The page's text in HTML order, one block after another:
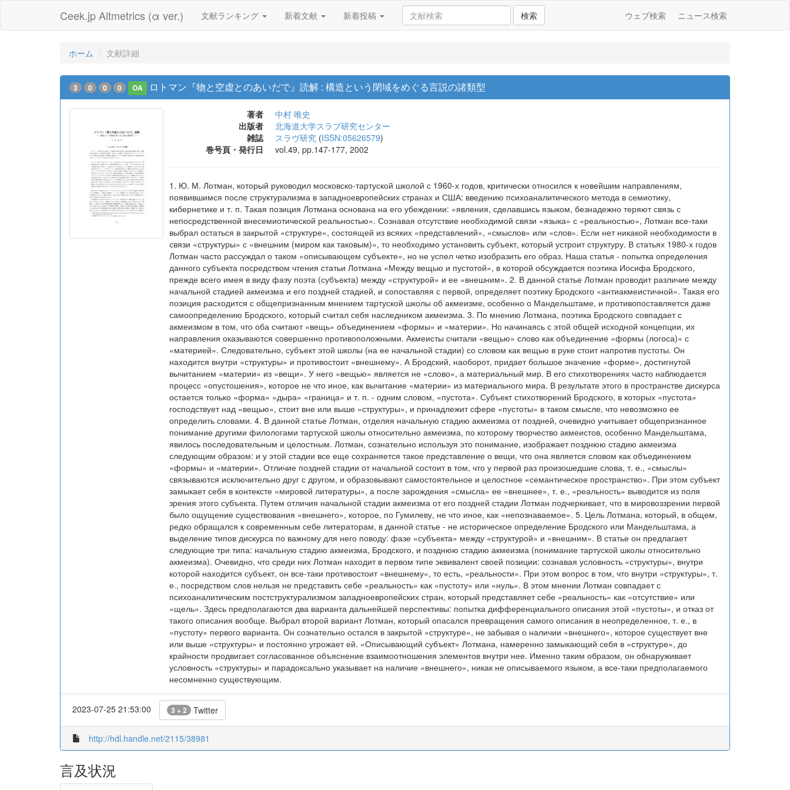
Ceek.jp Altmetrics (α ver.) 文献ランキング 新着文献 新着投稿 検索 ウェブ検索 ニュース検索
ホーム 文献詳細
3 0 0 0 OA ロトマン『物と空虚とのあいだで』読解 : 構造という閉域をめぐる言説の諸類型
著者
中村 唯史
出版者
北海道大学スラブ研究センター
雑誌
スラヴ研究 (ISSN:05626579)
巻号頁・発行日
vol.49, pp.147-177, 2002
1. Ю. М. Лотман, который руководил московско-тартуской школой с 1960-х годов, критически относился к новейшим направлениям,
появившимся после структурализма в западноевропейских странах и США: введению психоаналитического метода в семиотику,
кибернетике и т. п. Такая позиция Лотмана основана на его убеждении: «явления, сделавшись языком, безнадежно теряют связь с
непосредственной внесемиотической реальностью». Сознавая отсутствие необходимой связи «языка» с «реальностью», Лотман все-таки
выбрал остаться в закрытой «структуре», состоящей из всяких «представлений», «смыслов» или «слов». Если нет никакой необходимости в
связи «структуры» с «внешним (миром как таковым)», то необходимо установить субъект, который устроит структуру. В статьях 1980-х годов
Лотман часто рассуждал о таком «описывающем субъекте», но не успел четко изобразить его образ. Наша статья - попытка определения
данного субъекта посредством чтения статьи Лотмана «Между вещью и пустотой», в которой обсуждается поэтика Иосифа Бродского,
прежде всего имея в виду фазу поэта (субъекта) между «структурой» и ее «внешним». 2. В данной статье Лотман проводит различие между
начальной стадией акмеизма и его поздней стадией, и сопоставляя с первой, определяет поэтику Бродского «антиакмеистичной». Такая его
позиция расходится с общепризнанным мнением тартуской школы об акмеизме, особенно о Мандельштаме, и противопоставляется даже
самоопределению Бродского, который считал себя наследником акмеизма. 3. По мнению Лотмана, поэтика Бродского совпадает с
акмеизмом в том, что оба считают «вещь» объединением «формы» и «материи». Но начинаясь с этой общей исходной концепции, их
направления оказываются совершенно противоположными. Акмеисты считали «вещью» слово как объединение «формы (логоса)» с
«материей». Следовательно, субъект этой школы (на ее начальной стадии) со словом как вещью в руке стоит напротив пустоты. Он
находится внутри «структуры» и противостоит «внешнему». А Бродский, наоборот, придает большое значение «форме», достигнутой
вычитанием «материи» из «вещи». У него «вещью» является не «слово», а материальный мир. В его стихотворениях часто наблюдается
процесс «опустошения», которое не что иное, как вычитание «материи» из материального мира. В результате этого в пространстве дискурса
остается только «форма» «дыра» «граница» и т. п. - одним словом, «пустота». Субъект стихотворений Бродского, в которых «пустота»
господствует над «вещью», стоит вне или выше «структуры», и принадлежит сфере «пустоты» в таком смысле, что невозможно ее
определить словами. 4. В данной статье Лотман, отделяя начальную стадию акмеизма от поздней, очевидно учитывает общепризнанное
понимание другими филологами тартуской школы относительно акмеизма, по которому творчество акмеистов, особенно Мандельштама,
явилось последовательным и целостным. Лотман, сознательно используя это понимание, изображает позднюю стадию акмеизма
следующим образом: и у этой стадии все еще сохраняется такое представление о вещи, что она является словом как объединением
«формы» и «материи». Отличие поздней стадии от начальной состоит в том, что у первой раз произошедшие слова, т. е., «смыслы»
связываются исключительно друг с другом, и образовывают самостоятельное и целостное «семантическое пространство». При этом субъект
замыкает себя в контексте «мировой литературы», а после зарождения «смысла» ее «внешнее», т. е., «реальность» выводится из поля
зрения этого субъекта. Путем отличия начальной стадии акмеизма от его поздней стадии Лотман подчеркивает, что в мировоззрении первой
было ощущение существования «внешнего», которое, по Гумилеву, не что иное, как «непознаваемое». 5. Цель Лотмана, который, в общем,
редко обращался к современным себе литераторам, в данной статье - не историческое определение Бродского или Мандельштама, а
выделение типов дискурса по важному для него поводу: фазе «субъекта» между «структурой» и «внешним». В статье он предлагает
следующие три типа: начальную стадию акмеизма, Бродского, и позднюю стадию акмеизма (понимание тартуской школы относительно
акмеизма). Очевидно, что среди них Лотман находит в первом типе эквивалент своей позиции: сознавая условность «структуры», внутри
которой находится субъект, он все-таки противостоит «внешнему», то есть, «реальности». При этом вопрос в том, что внутри «структуры», т.
е., посредством слов нельзя не представить себе «реальность» как «пустоту» или «нуль». В этом мнении Лотман совпадает с
психоаналитическим постструктурализмом западноевропейских стран, который представляет себе «реальность» как «отсутствие» или
«щель». Здесь предполагаются два варианта дальнейшей перспективы: попытка дифференциального описания этой «пустоты», и отказ от
такого описания вообще. Выбрал второй вариант Лотман, который опасался превращения самого описания в неопределенное, т. е., в
«пустоту» первого варианта. Он сознательно остался в закрытой «структуре», не забывая о наличии «внешнего», которое существует вне
или выше «структуры» и постоянно угрожает ей. «Описывающий субъект» Лотмана, намеренно замыкающий себя в «структуре», до
крайности продвигает согласованное объяснение взаимоотношения элементов внутри нее. Именно таким образом, он обнаруживает
условность «структуры» и парадоксально указывает на наличие «внешнего», никак не описываемого языком, а все-таки предполагаемого
несомненно существующим.
2023-07-25 21:53:00 3 + 2 Twitter
http://hdl.handle.net/2115/38981
言及状況